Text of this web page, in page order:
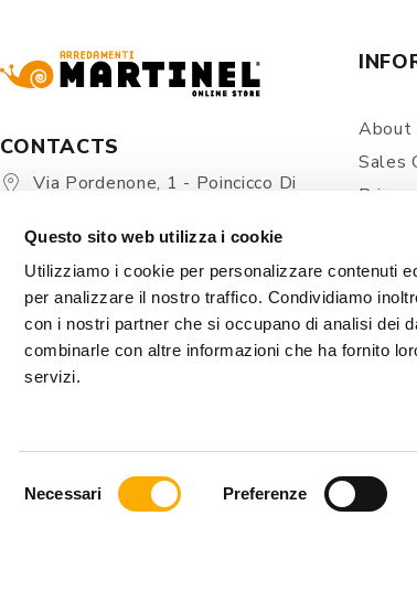
Questo sito web utilizza i cookie
Utilizziamo i cookie per personalizzare contenuti
per analizzare il nostro traffico. Condividiamo
con i nostri partner che si occupano di analisi dei
combinarle con altre informazioni che ha fornito
servizi.
Necessari Preferenze
CONTACTS
Via Pordenone, 1 - Poincicco Di
+39 0434 623137
+39 376/2399891
About
Sales
Prices